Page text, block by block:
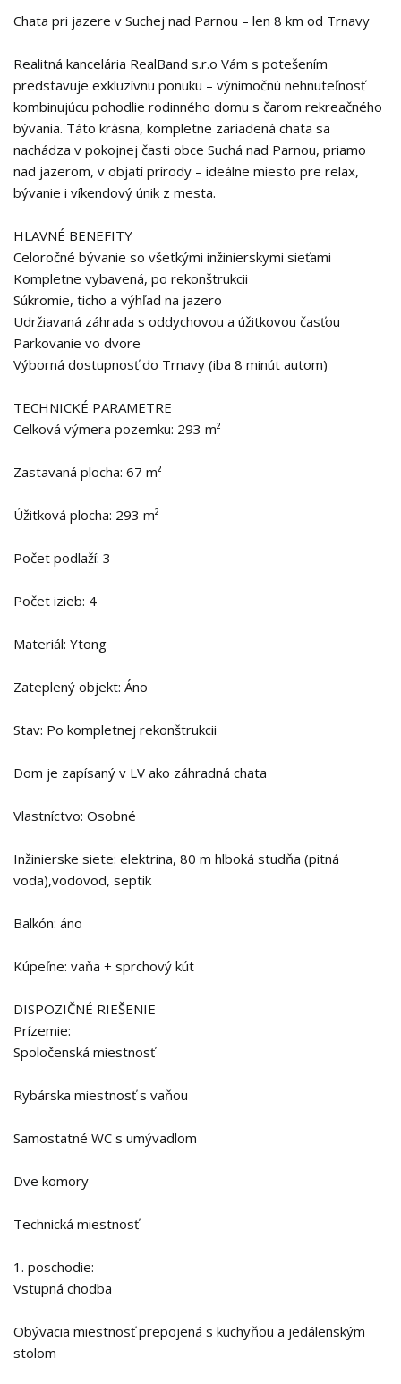
Chata pri jazere v Suchej nad Parnou – len 8 km od Trnavy
Realitná kancelária RealBand s.r.o Vám s potešením
predstavuje exkluzívnu ponuku – výnimočnú nehnuteľnosť
kombinujúcu pohodlie rodinného domu s čarom rekreačného
bývania. Táto krásna, kompletne zariadená chata sa
nachádza v pokojnej časti obce Suchá nad Parnou, priamo
nad jazerom, v objatí prírody – ideálne miesto pre relax,
bývanie i víkendový únik z mesta.
HLAVNÉ BENEFITY
Celoročné bývanie so všetkými inžinierskymi sieťami
Kompletne vybavená, po rekonštrukcii
Súkromie, ticho a výhľad na jazero
Udržiavaná záhrada s oddychovou a úžitkovou časťou
Parkovanie vo dvore
Výborná dostupnosť do Trnavy (iba 8 minút autom)
TECHNICKÉ PARAMETRE
Celková výmera pozemku: 293 m²
Zastavaná plocha: 67 m²
Úžitková plocha: 293 m²
Počet podlaží: 3
Počet izieb: 4
Materiál: Ytong
Zateplený objekt: Áno
Stav: Po kompletnej rekonštrukcii
Dom je zapísaný v LV ako záhradná chata
Vlastníctvo: Osobné
Inžinierske siete: elektrina, 80 m hlboká studňa (pitná
voda),vodovod, septik
Balkón: áno
Kúpeľne: vaňa + sprchový kút
DISPOZIČNÉ RIEŠENIE
Prízemie:
Spoločenská miestnosť
Rybárska miestnosť s vaňou
Samostatné WC s umývadlom
Dve komory
Technická miestnosť
1. poschodie:
Vstupná chodba
Obývacia miestnosť prepojená s kuchyňou a jedálenským
stolom